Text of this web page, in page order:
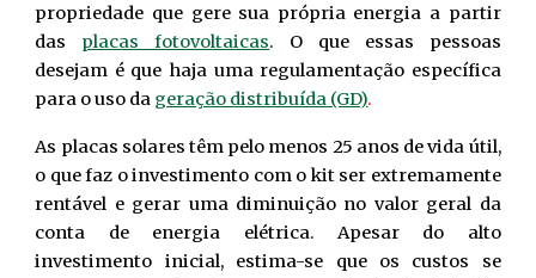
propriedade que gere sua própria energia a partir
das placas fotovoltaicas. O que essas pessoas
desejam é que haja uma regulamentação específica
para o uso da geração distribuída (GD).
As placas solares têm pelo menos 25 anos de vida útil,
o que faz o investimento com o kit ser extremamente
rentável e gerar uma diminuição no valor geral da
conta de energia elétrica. Apesar do alto
investimento inicial, estima-se que os custos se